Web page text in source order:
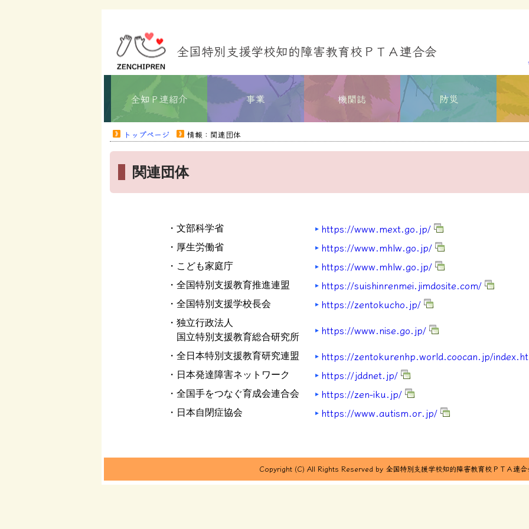
全国特別支援学校知的障害教育校ＰＴＡ連合会
全知Ｐ連紹介 事業 機関誌 防災
トップページ 情報：関連団体
関連団体
文部科学省 https://www.mext.go.jp/
厚生労働省 https://www.mhlw.go.jp/
こども家庭庁 https://www.mhlw.go.jp/
全国特別支援教育推進連盟 https://suishinrenmei.jimdosite.com/
全国特別支援学校長会 https://zentokucho.jp/
独立行政法人
国立特別支援教育総合研究所
https://www.nise.go.jp/
全日本特別支援教育研究連盟 https://zentokurenhp.world.coocan.jp/
日本発達障害ネットワーク https://jddnet.jp/
全国手をつなぐ育成会連合会 https://zen-iku.jp/
日本自閉症協会 https://www.autism.or.jp/
Copyright (C) All Rights Reserved by 全国特別支援学校知的障害教育校ＰＴＡ連合